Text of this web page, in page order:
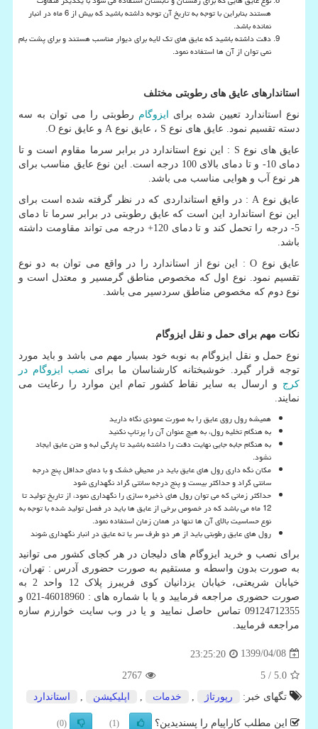
هستند بنابراین با توجه به تاریخ آن توجه داشته باشید که بیش از 6 ماه در انبار
نمانده باشد.
دقت داشته باشید که عایق های تک لایه برای دیوار مناسب هستند و برای پشت بام
نمی توان از آن ها استفاده نمود.
استاندارهای عایق های رطوبتی مختلف
نوع استاندارد تعیین شده برای
ایزوگام رطوبتی را می توان به سه
دسته تقسیم نمود. عایق های نوع S ، عایق نوع A و عایق نوع O
.
عایق های نوع S : این نوع استاندارد در برابر سرما مقاوم است و تا
دمای 10- و تا دمای بالای 100 درجه است. این نوع عایق مناسب برای
هر نوع آب و هوایی مناسب می باشد.
عایق نوعA : در واقع استانداردی که در نظر گرفته شده است برای
این نوع استاندارد این است که عایق رطوبتی در برابر سرما تا دمای
5- درجه را تحمل کند و تا دمای 120+ درجه می تواند مقاومت داشته
باشد.
عایق نوع O: این نوع از استاندارد را در واقع می توان به دو نوع
تقسیم نمود. نوع اول که مخصوص مناطق گرمسیر و معتدل است و
نوع دوم که مخصوص مناطق سردسیر می باشد.
نکات مهم برای حمل و نقل ایزوگام
نوع حمل و نقل ایزوگام به نوبه خود بسیار مهم می باشد و باید مورد
توجه قرار گیرد. خوشبختانه کارشناسان ما برای نصب ایزوگام در
کرج و ارسال به سایر نقاط کشور تمام این موارد را رعایت می
نمایند.
همیشه رول روی عایق را به صورت عمودی نگاه دارید
به هنگام تخلیه رول، به هیچ عنوان آن را پرتاپ نکنید
به هنگام جابه جایی نهایت دقت را داشته باشید تا پارگی لبه و متن عایق ایجاد
نشود.
مکان نگه داری رول های عایق باید در محیطی خشک و با دمای حداقل پنج درجه
سانتی گراد و حداکثر بیست و پنج درجه سانتی گراد نگهداری شود
حداکثر زمانی که می توان رول های ذخیره سازی را نگهداری نمود، از تاریخ تولید تا
12 ماه می باشد که در خصوص برخی از عایق ها باید در فصل تولید شده با توجه به
نوع حساسیت بالای آن ها تنها در همان زمان استفاده نمود.
رول های عایق رطوبتی باید از هر دو طرف سر یا ته عایق در انبار نگهداری شوند
برای نصب و خرید ایزوگام های دلیجان در هر کجای کشور می توانید
به صورت بدون واسطه و مستقیم به صورت حضوری آدرس : تهران،
خیابان شریعتی، خیابان یزدانیان کوی فریبرز پلاک 12 واحد 2 به
صورت حضوری مراجعه فرمایید و یا با شماره های : 46018960-021 و
09124712355 تماس حاصل نمایید و یا در وب سایت خوارزم سازه
مراجعه فرمایید.
1399/04/08
23:25:20
5.0
/ 5
2767
تگهای خبر:
رپورتاژ خدمات اپلیكیشن استاندارد
این مطلب کاراپیام را پسندیدین؟ (1)
(0)